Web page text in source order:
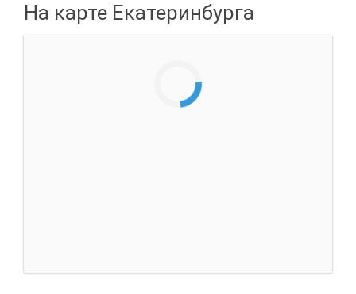
На карте Екатеринбурга